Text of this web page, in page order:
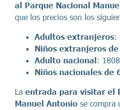
al Parque Nacional
que los precios son los
Adultos extranjeros:
Niños extranjeros
Adulto nacional:
Niños nacionales de
La entrada para visitar el
Manuel Antonio se compra